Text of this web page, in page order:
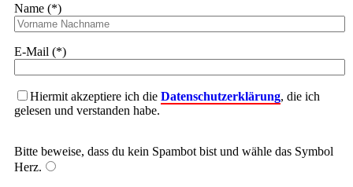
Name (*)
E-Mail (*)
Hiermit akzeptiere ich die Datenschutzerklärung, die ich
gelesen und verstanden habe.
Bitte beweise, dass du kein Spambot bist und wähle das Symbol
Herz.